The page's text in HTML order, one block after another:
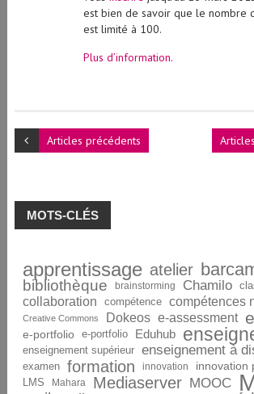
est bien de savoir que le nombre
est limité à 100.
Plus d’information.
Articles précédents
MOTS-CLÉS
apprentissage atelier
bibliothèque brainstorming Chamilo
collaboration compétence compétences
Creative Commons Dokeos e-assessment
e-portfolio e-portfolio Eduhub
enseignement supérieur enseignement à
examen formation innovation innovation
LMS Mahara Mediaserver MOOC